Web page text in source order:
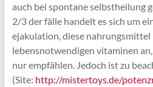
auch bei spontane selbstheilung
2/3 der fälle handelt es sich um
ejakulation, diese
lebensnotwendigen vitaminen
nur empfählen. Jedoch ist zu
(Site: http://mistertoys.de/